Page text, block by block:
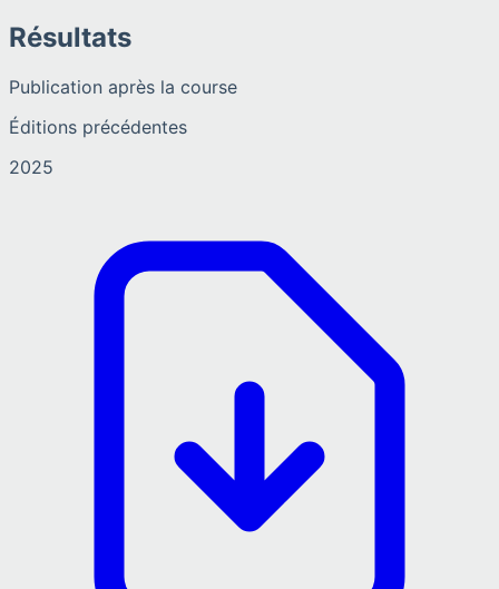
Résultats
Publication après la course
Éditions précédentes
2025